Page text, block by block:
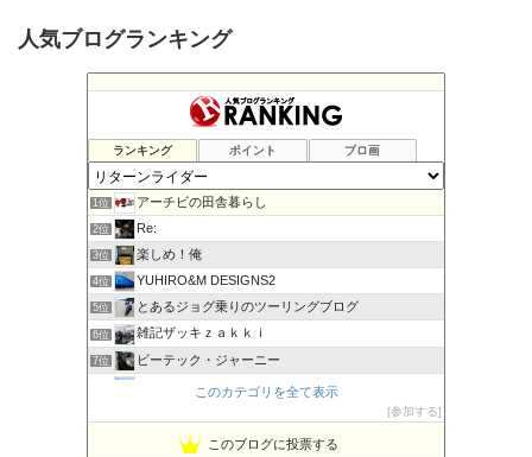
人気ブログランキング
ランキング ポイント ブロ画
1位 アーチビの田舎暮らし
2位 Re:
3位 楽しめ！俺
4位 YUHIRO&M DESIGNS2
5位 とあるジョグ乗りのツーリングブログ
6位 雑記ザッキｚａｋｋｉ
7位 ビーテック・ジャーニー
PBOYS-BLUE
◆Akira's Candid Photography
このカテゴリを全て表示
参加する
このブログに投票する